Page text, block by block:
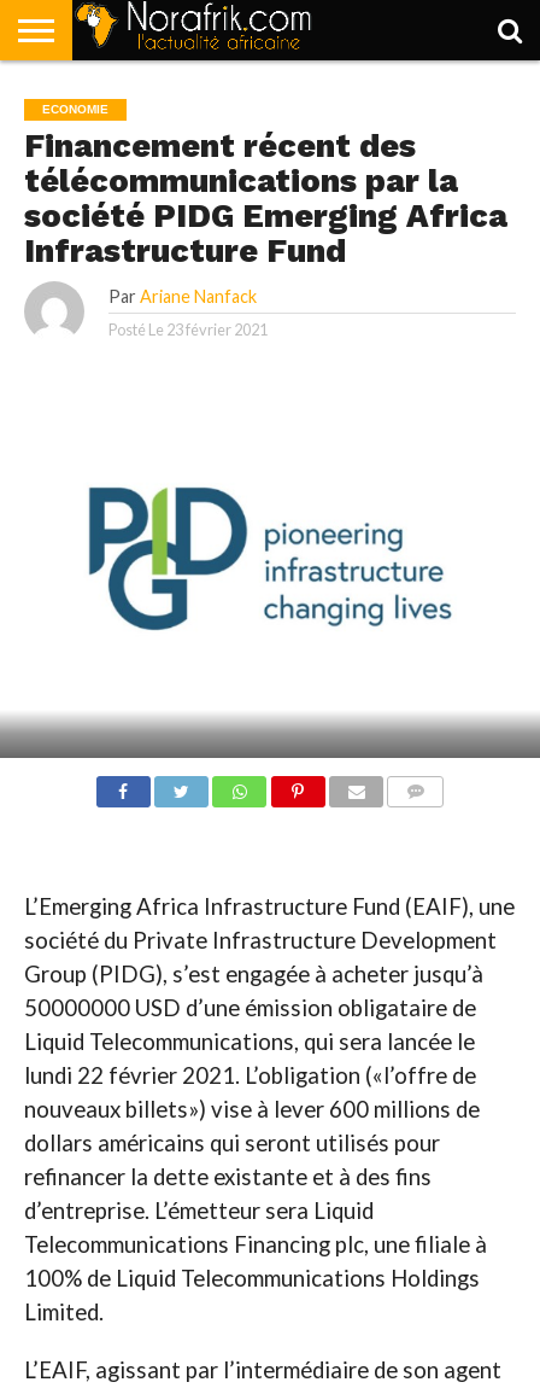
POLITIQUE
SOCIÉTÉ
ECONOMIE
SPORT
LIFESTYLE
ECONOMIE
Financement récent des
télécommunications par la
société PIDG Emerging Africa
Infrastructure Fund
Par Ariane Nanfack
Posté Le 23 février 2021
L’Emerging Africa Infrastructure Fund (EAIF), une
société du Private Infrastructure Development
Group (PIDG), s’est engagée à acheter jusqu’à
50000000 USD d’une émission obligataire de
Liquid Telecommunications, qui sera lancée le
lundi 22 février 2021. L’obligation («l’offre de
nouveaux billets») vise à lever 600 millions de
dollars américains qui seront utilisés pour
refinancer la dette existante et à des fins
d’entreprise. L’émetteur sera Liquid
Telecommunications Financing plc, une filiale à
100% de Liquid Telecommunications Holdings
Limited.
L’EAIF, agissant par l’intermédiaire de son agent